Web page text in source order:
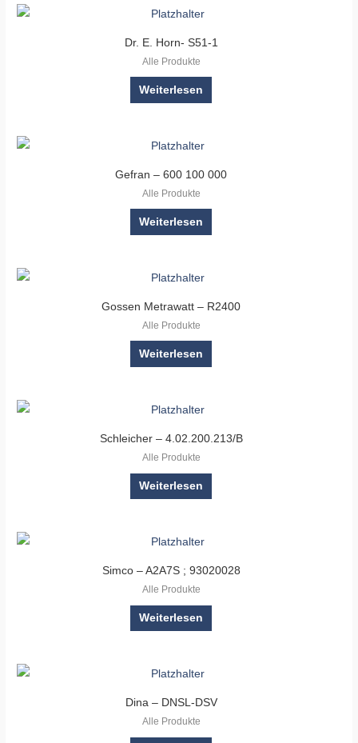
Dr. E. Horn- S51-1
Alle Produkte
Weiterlesen
Gefran – 600 100 000
Alle Produkte
Weiterlesen
Gossen Metrawatt – R2400
Alle Produkte
Weiterlesen
Schleicher – 4.02.200.213/B
Alle Produkte
Weiterlesen
Simco – A2A7S ; 93020028
Alle Produkte
Weiterlesen
Dina – DNSL-DSV
Alle Produkte